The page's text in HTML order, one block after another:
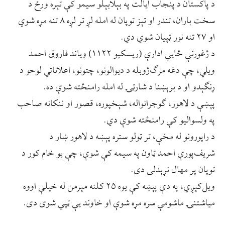
د پاکستان د پنجاب ایالت په بېلابېلو سیمو کې تېره ورځ د
سخت باران، تندر او تېز توپان له امله لږ تر لږه ۸ تنه مړه شوي
او ۲۷ تنه نور ټپیان شوي دي.
د ژغورنې ځايي ادارې (ریسکیو ۱۱۲۲) ویاند فاروق احمد
ویلي، چې دغه مرګ‌ژوبله د دیوالونو، چتونو، اعلاناتي لوحو د
ړنګېدو او د برېښنا د شارټۍ له امله رامنځته شوې ده.
پېښې د لاهور، ګوجرانواله، شېخپوره، قصور او ننکانه صاحب
په ولسوالیو کې رامنځته شوې دي.
د راپورونو له مخې، تر ټولو ستره پېښه د لاهور ښار د
شریف‌پورې احمد ټاون په سیمه کې شوې، چې یو خام کور د
توپان پر مهال نړېدلی دی.
ويل‌کېږي، په دې پېښه کې یوه ۲۵ کلنه مېرمن له خپلې اووه
میاشتنۍ ماشومې سره مړه شوې او خاوند یې ټپي شوی دی.